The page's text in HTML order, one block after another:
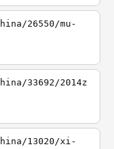
26550/mu-
33692/2014z
13020/xi-